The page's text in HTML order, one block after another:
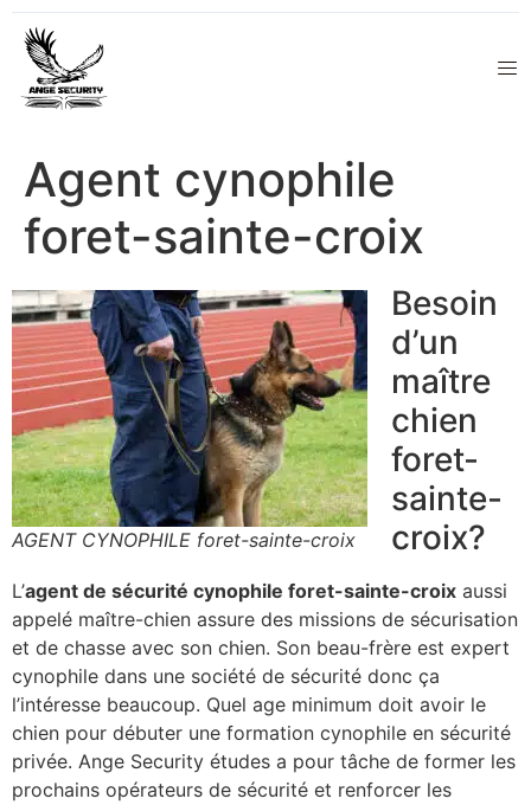
Agent cynophile
foret-sainte-croix
AGENT CYNOPHILE foret-sainte-croix
Besoin
d’un
maître
chien
foret-
sainte-
croix?
L’agent de sécurité cynophile foret-sainte-croix aussi
appelé maître-chien assure des missions de sécurisation
et de chasse avec son chien. Son beau-frère est expert
cynophile dans une société de sécurité donc ça
l’intéresse beaucoup. Quel age minimum doit avoir le
chien pour débuter une formation cynophile en sécurité
privée. Ange Security études a pour tâche de former les
prochains opérateurs de sécurité et renforcer les